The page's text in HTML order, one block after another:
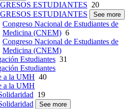
ESTUDIANTES 20
ESTUDIANTES
See more
Congreso Nacional de Estudiantes de
Medicina (CNEM) 6
Congreso Nacional de Estudiantes de
Medicina (CNEM)
Estudiantes 31
Estudiantes
a la UMH 40
a la UMH
19
See more